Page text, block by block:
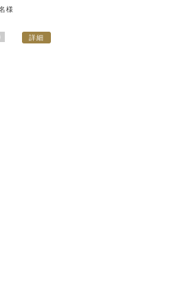
様
詳細